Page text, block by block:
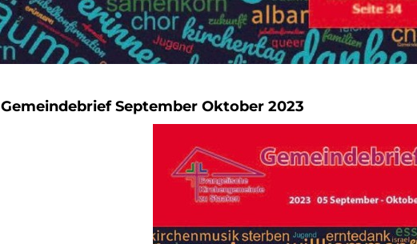
Gemeindebrief September Oktober 2023